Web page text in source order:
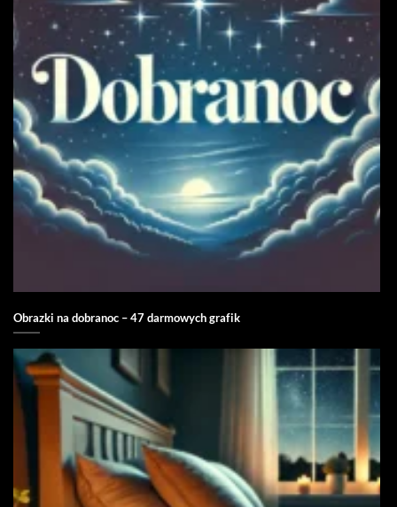
Obrazki na dobranoc – 47 darmowych grafik